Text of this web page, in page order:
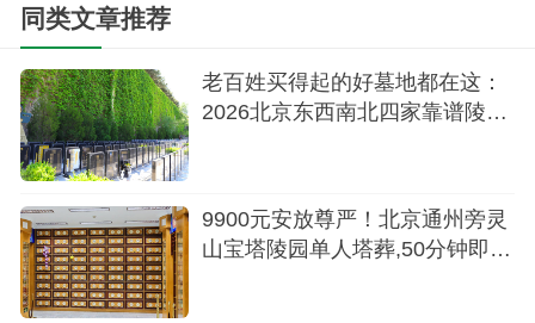
达深情，又能兼顾经济考量，体现了陵园对逝者与
生者的双重尊重。
4.更为独特的是，灵山宝塔陵园还注重社区文化
的建设。陵园定期举办各类纪念活动，如清明节祭
寄托哀思的平台。这些活动不仅促进了家属间的情
感交流，还逐渐形成了陵园独特的社区文化，让逝
者的精神得以传承，生者的心灵得以慰藉。
同类文章推荐
老百姓买得起的好墓地都在这：
2026北京东西南北四家靠谱陵园
9900元安放尊严！北京通州旁灵
山宝塔陵园单人塔葬,50分钟即达